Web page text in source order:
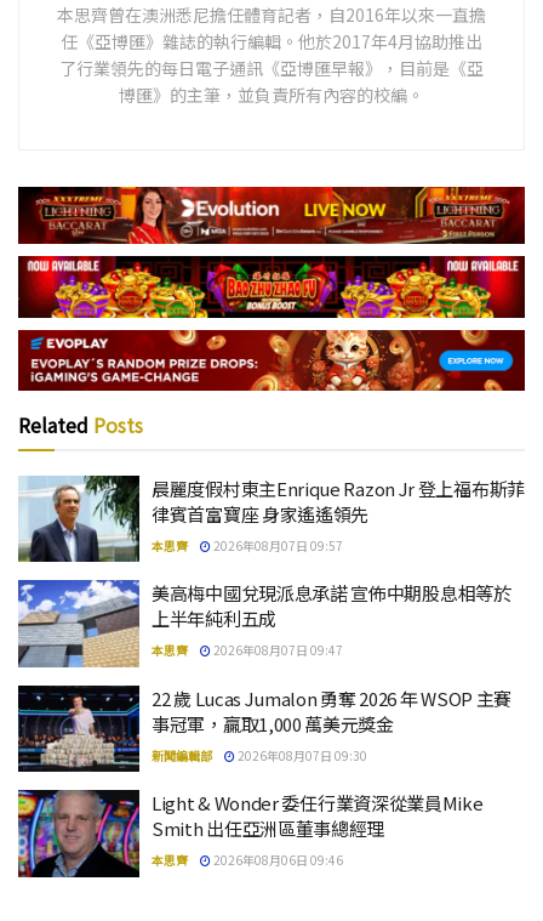
本思齊曾在澳洲悉尼擔任體育記者，自2016年以來一直擔
任《亞博匯》雜誌的執行編輯。他於2017年4月協助推出
了行業領先的每日電子通訊《亞博匯早報》，目前是《亞
博匯》的主筆，並負責所有內容的校編。
Related Posts
晨麗度假村東主Enrique Razon Jr 登上福布斯菲
律賓首富寶座 身家遙遙領先
本思齊 2026年08月07日 09:57
美高梅中國兌現派息承諾 宣佈中期股息相等於
上半年純利五成
本思齊 2026年08月07日 09:47
22 歲 Lucas Jumalon 勇奪 2026 年 WSOP 主賽
事冠軍，贏取1,000 萬美元獎金
新聞編輯部 2026年08月07日 09:30
Light & Wonder 委任行業資深從業員Mike
Smith 出任亞洲區董事總經理
本思齊 2026年08月06日 09:46